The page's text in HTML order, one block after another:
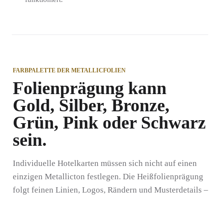
FARBPALETTE DER METALLICFOLIEN
Folienprägung kann
Gold, Silber, Bronze,
Grün, Pink oder Schwarz
sein.
Individuelle Hotelkarten müssen sich nicht auf einen
einzigen Metallicton festlegen. Die Heißfolienprägung
folgt feinen Linien, Logos, Rändern und Musterdetails –